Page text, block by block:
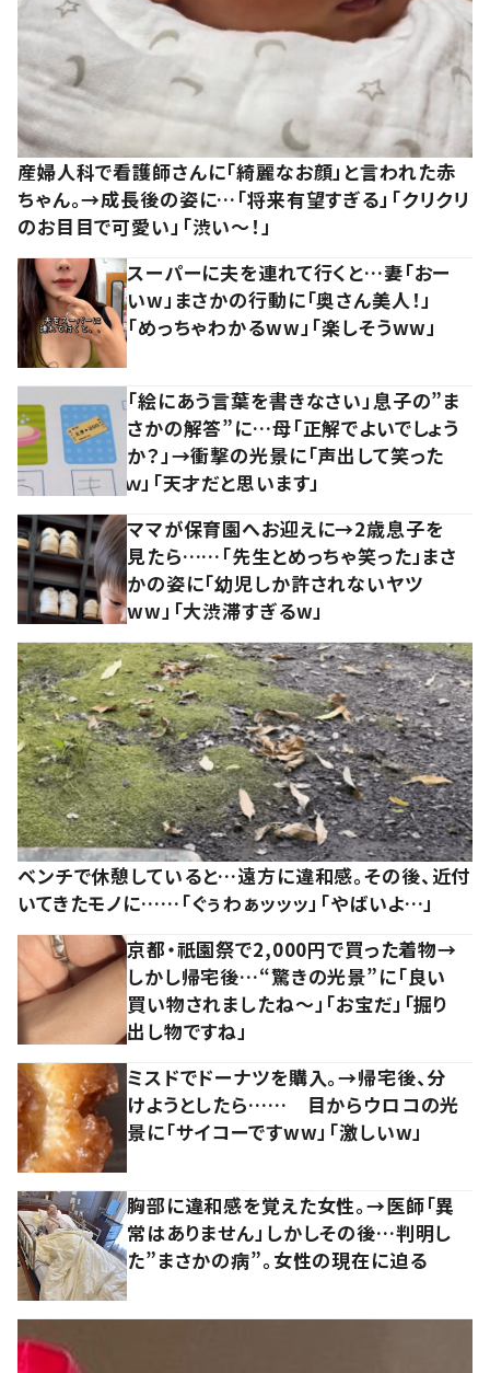
産婦人科で看護師さんに「綺麗なお顔」と言われた赤
ちゃん。→成長後の姿に…「将来有望すぎる」「クリクリ
のお目目で可愛い」「渋い～！」
スーパーに夫を連れて行くと…妻「おー
いw」まさかの行動に「奥さん美人！」
「めっちゃわかるww」「楽しそうww」
「絵にあう言葉を書きなさい」息子の”ま
さかの解答”に…母「正解でよいでしょう
か？」→衝撃の光景に「声出して笑った
ｗ」「天才だと思います」
ママが保育園へお迎えに→2歳息子を
見たら……「先生とめっちゃ笑った」まさ
かの姿に「幼児しか許されないヤツ
ww」「大渋滞すぎるw」
ベンチで休憩していると…遠方に違和感。その後、近付
いてきたモノに……「ぐぅわぁッッッ」「やばいよ…」
京都・祇園祭で2,000円で買った着物→
しかし帰宅後…“驚きの光景”に「良い
買い物されましたね～」「お宝だ」「掘り
出し物ですね」
ミスドでドーナツを購入。→帰宅後、分
けようとしたら…… 目からウロコの光
景に「サイコーですww」「激しいw」
胸部に違和感を覚えた女性。→医師「異
常はありません」しかしその後…判明し
た”まさかの病”。女性の現在に迫る